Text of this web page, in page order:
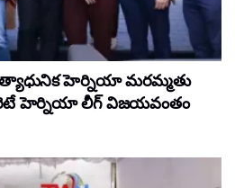
హెర్నియా మరమ్మతు
అరెటే హెర్నియా లీగ్ విజయవంతం